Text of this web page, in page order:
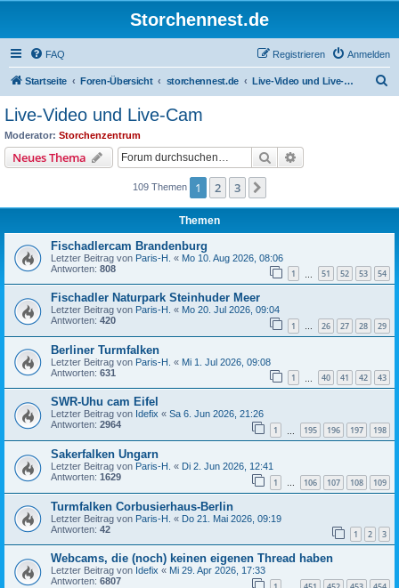
Storchennest.de
FAQ Anmelden
Registrieren
Startseite Foren-Übersicht storchennest.de Live-Video und Live-Cam
Live-Video und Live-Cam
Moderator: Storchenzentrum
Neues Thema Suche
109 Themen 1 2 3
Themen
Fischadlercam Brandenburg
Letzter Beitrag von Paris-H. « Mo 10. Aug 2026, 08:06
Antworten: 808 1 51 52 53 54
Fischadler Naturpark Steinhuder Meer
Letzter Beitrag von Paris-H. « Mo 20. Jul 2026, 09:04
Antworten: 420 1 … 26 27 28 29
Berliner Turmfalken
Letzter Beitrag von Paris-H. « Mi 1. Jul 2026, 09:08
Antworten: 631 1 40 41 42 43
SWR-Uhu cam Eifel
Letzter Beitrag von Idefix « Sa 6. Jun 2026, 21:26
Antworten: 2964 1 195 196 197 198
Sakerfalken Ungarn
Letzter Beitrag von Paris-H. « Di 2. Jun 2026, 12:41
Antworten: 1629 1 … 106 107 108 109
Turmfalken Corbusierhaus-Berlin
Letzter Beitrag von Paris-H. « Do 21. Mai 2026, 09:19
Antworten: 42 1 2 3
Webcams, die (noch) keinen eigenen Thread haben
Letzter Beitrag von Idefix « Mi 29. Apr 2026, 17:33
Antworten: 6807